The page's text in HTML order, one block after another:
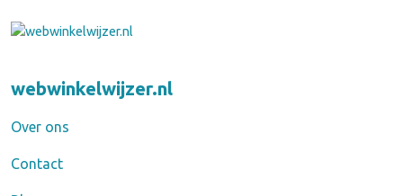
webwinkelwijzer.nl
Over ons
Contact